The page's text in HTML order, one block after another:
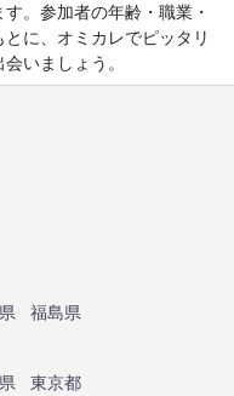
。参加者の年齢・職業・
に、オミカレでピッタリ
いましょう。
福島県
東京都